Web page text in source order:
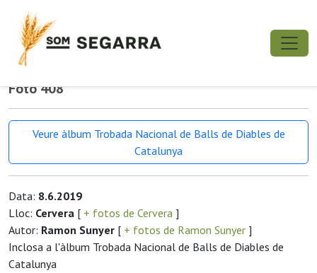
Foto 408
Veure àlbum Trobada Nacional de Balls de Diables de
Catalunya
Data: 8.6.2019
Lloc: Cervera [ + fotos de Cervera ]
Autor: Ramon Sunyer [ + fotos de Ramon Sunyer ]
Inclosa a l'àlbum Trobada Nacional de Balls de Diables de
Catalunya